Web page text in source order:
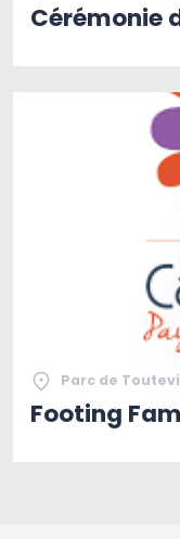
Cérémonie
Parc de
Footing